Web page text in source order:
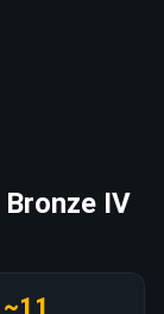
IV
~11